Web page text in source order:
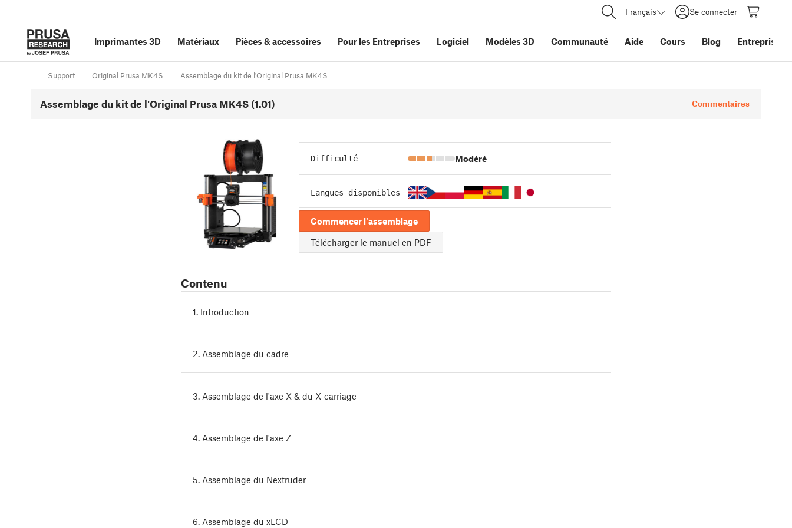
Français Se connecter
Imprimantes 3D Matériaux Pièces &accessoires Pour les Entreprises Logiciel Modèles 3D Communauté Aide Cours Blog Entreprise
Support Original Prusa MK4S Assemblage du kit de l'Original Prusa MK4S
Assemblage du kit de l'Original Prusa MK4S (1.01) Commentaires
Difficulté Modéré
Langues disponibles
Commencer l'assemblage
Télécharger le manuel en PDF
Contenu
1. Introduction
2. Assemblage du cadre
3. Assemblage de l'axe X & du X-carriage
4. Assemblage de l'axe Z
5. Assemblage du Nextruder
6. Assemblage du xLCD